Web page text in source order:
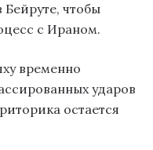
Бейруте, чтобы
с Ираном.
временно
ударов
остается